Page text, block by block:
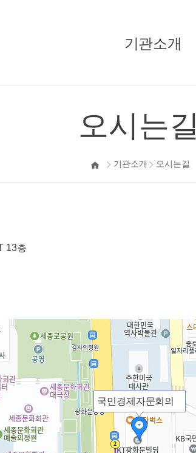
기관소개
부의장
정책자문단
오시는길
기관소개 오시는길
13층
국민경제자문회의